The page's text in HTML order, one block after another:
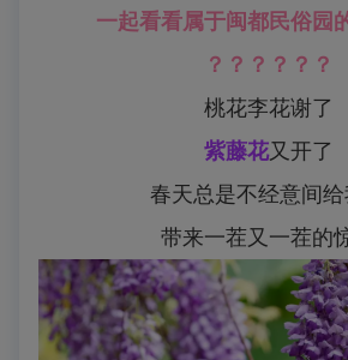
一起看看属于闽都民俗园
？？？？？？
桃花李花谢了
紫藤花又开了
春天总是不经意间给
带来一茬又一茬的